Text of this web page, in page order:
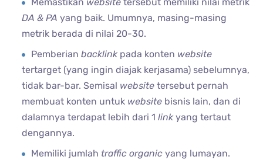
DA & PA yang baik. Umumnya, masing-masing
metrik berada di nilai 20-30.
Pemberianbacklink pada konten website
tertarget (yang ingin diajak kerjasama) sebelumnya,
tidak bar-bar. Semisal website tersebut pernah
membuat konten untuk website bisnis lain, dan di
dalamnya terdapat lebih dari 1link yang tertaut
dengannya.
Memiliki jumlah traffic organic yang lumayan.